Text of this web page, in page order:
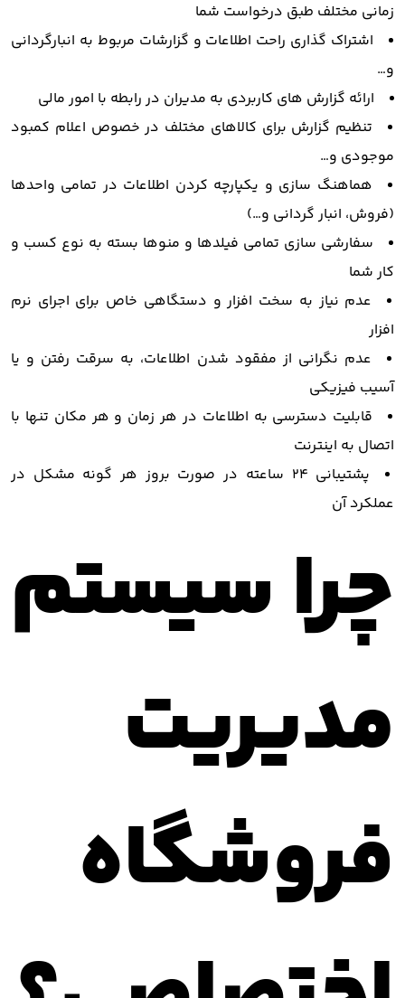
زمانی مختلف طبق درخواست شما
اشتراک گذاری راحت اطلاعات و گزارشات مربوط به انبارگردانی
و…
ارائه گزارش های کاربردی به مدیران در رابطه با امور مالی
تنظیم گزارش برای کالاهای مختلف در خصوص اعلام کمبود
موجودی و…
هماهنگ سازی و یکپارچه کردن اطلاعات در تمامی واحدها
(فروش، انبار گردانی و…)
سفارشی سازی تمامی فیلدها و منوها بسته به نوع کسب و
کار شما
عدم نیاز به سخت افزار و دستگاهی خاص برای اجرای نرم
افزار
عدم نگرانی از مفقود شدن اطلاعات، به سرقت رفتن و یا
آسیب فیزیکی
قابلیت دسترسی به اطلاعات در هر زمان و هر مکان تنها با
اتصال به اینترنت
پشتیبانی 24 ساعته در صورت بروز هر گونه مشکل در
عملکرد آن
چرا سیستم
مدیریت
فروشگاه